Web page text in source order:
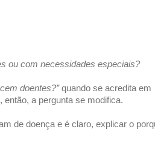
ou com necessidades especiais?
doentes?”quando se acredita em
a pergunta se modifica.
de doença e é claro, explicar o